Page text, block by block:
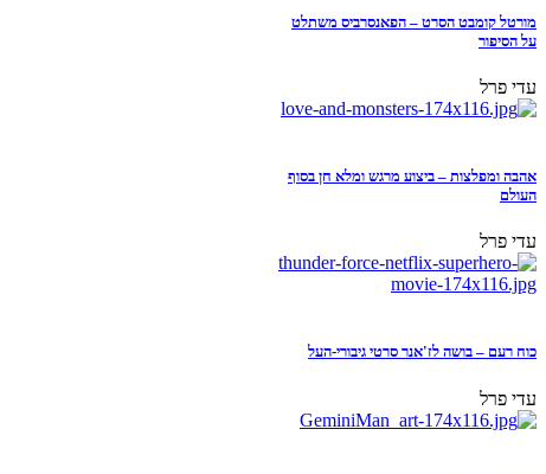
מורטל קומבט הסרט – הפאנסרביס משתלט
על הסיפור
עדי פרל
אהבה ומפלצות – ביצוע מרגש ומלא חן בסוף
העולם
עדי פרל
כוח רעם – בושה לז'אנר סרטי גיבורי-העל
עדי פרל